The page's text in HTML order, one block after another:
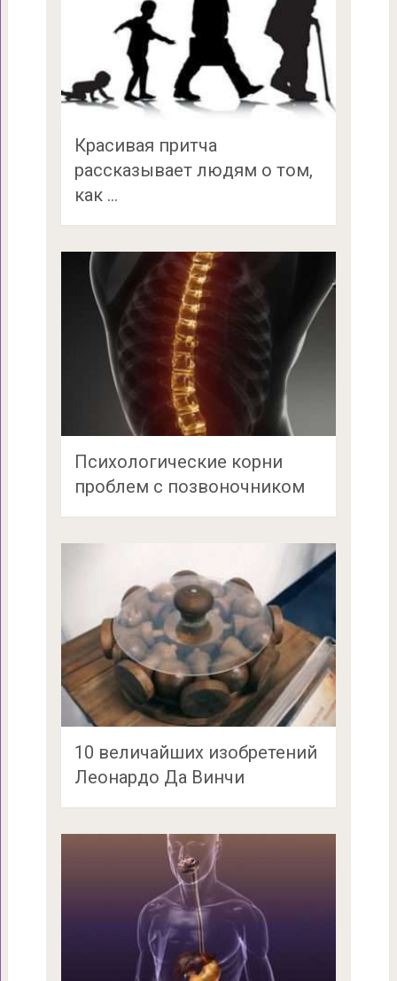
Красивая притча
рассказывает людям о том,
как …
Психологические корни
проблем с позвоночником
10 величайших изобретений
Леонардо Да Винчи